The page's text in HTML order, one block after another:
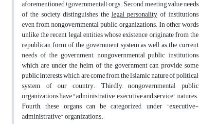
aforementioned (governmental) orgs. Second, meeting value needs
of the society distinguishes thelegal personalityof institutions
even from nongovernmental public organizations. In other words
unlike the recent legal entities whose existence originate from the
republican form of the government system as well as the current
needs of the government, nongovernmental public institutions
which are under the helm of the government can provide some
public interests which are come from the Islamic nature of political
system of our country. Thirdly, nongovernmental public
organizations have "administrative, executive and service" natures.
Fourth, these organs can be categorized under "executive-
administrative" organizations.